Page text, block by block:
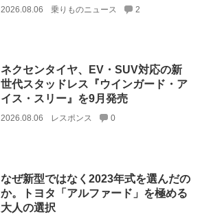
2026.08.06 乗りものニュース 2
ネクセンタイヤ、EV・SUV対応の新
世代スタッドレス『ウインガード・ア
イス・スリー』を9月発売
2026.08.06 レスポンス 0
なぜ新型ではなく2023年式を選んだの
か。トヨタ「アルファード」を極める
大人の選択